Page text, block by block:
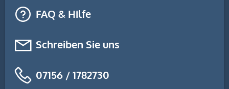
FAQ & Hilfe
Schreiben Sie uns
07156 / 1782730